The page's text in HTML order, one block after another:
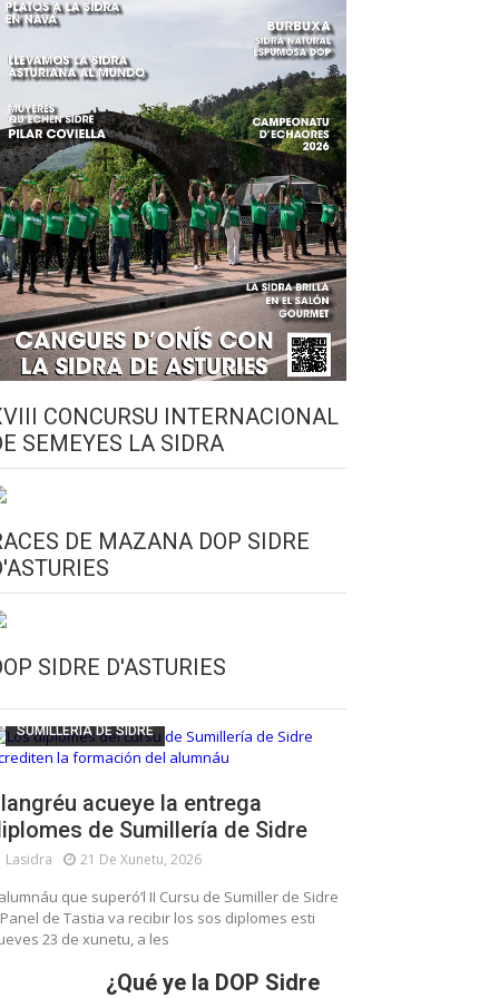
CONCURSU INTERNACIONAL
SEMEYES LA SIDRA
DE MAZANA DOP SIDRE
SIDRE D'ASTURIES
ESCUELA DE SUMILLERÍA DE LA SIDRE
SUMILLERÍA DE SIDRE
acueye la entrega
de Sumillería de Sidre
Lasidra 21 De Xunetu, 2026
que superó’l II Cursu de Sumiller de Sidre
de Tastia va recibir los sos diplomes esti
23 de xunetu, a les
¿Qué ye la DOP Sidre